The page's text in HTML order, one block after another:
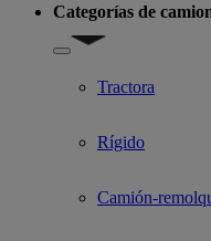
Categorías de
Show submenu for
Tractora
Rígido
Camión-